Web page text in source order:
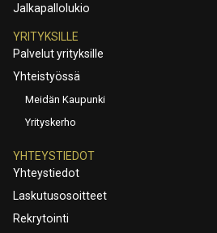
Jalkapallolukio
YRITYKSILLE
Palvelut yrityksille
Yhteistyössä
Meidän Kaupunki
Yrityskerho
YHTEYSTIEDOT
Yhteystiedot
Laskutusosoitteet
Rekrytointi